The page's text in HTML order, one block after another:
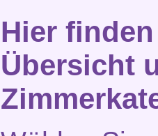
Hier
Übersicht